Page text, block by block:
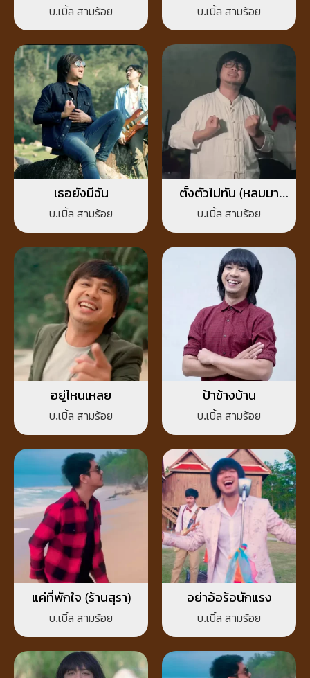
บ.เบิ้ล สามร้อย บ.เบิ้ล สามร้อย
เธอยังมีฉัน
บ.เบิ้ล สามร้อย
ตั้งตัวไม่ทัน (หลบมา
ก่อน)
บ.เบิ้ล สามร้อย
อยู่ไหนเหลย
บ.เบิ้ล สามร้อย
ป้าข้างบ้าน
บ.เบิ้ล สามร้อย
แค่ที่พักใจ (ร้านสุรา)
บ.เบิ้ล สามร้อย
อย่าอ้อร้อนักแรง
บ.เบิ้ล สามร้อย